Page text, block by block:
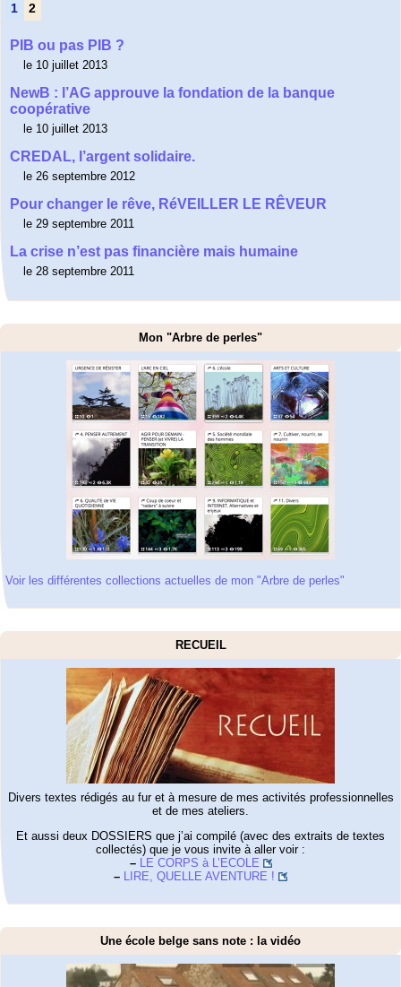
1 2
PIB ou pas PIB ?
le 10 juillet 2013
NewB : l’AG approuve la fondation de la banque
coopérative
le 10 juillet 2013
CREDAL, l’argent solidaire.
le 26 septembre 2012
Pour changer le rêve, RéVEILLER LE RÊVEUR
le 29 septembre 2011
La crise n’est pas financière mais humaine
le 28 septembre 2011
Mon "Arbre de perles"
Voir les différentes collections actuelles de mon "Arbre de perles"
RECUEIL
Divers textes rédigés au fur et à mesure de mes activités professionnelles
et de mes ateliers.
Et aussi deux DOSSIERS que j’ai compilé (avec des extraits de textes
collectés) que je vous invite à aller voir :
– LE CORPS à L’ECOLE
– LIRE, QUELLE AVENTURE !
Une école belge sans note : la vidéo